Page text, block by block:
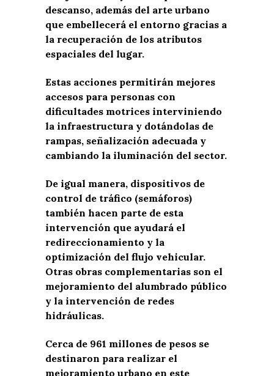
descanso, además del arte urbano
que embellecerá el entorno gracias a
la recuperación de los atributos
espaciales del lugar.
Estas acciones permitirán mejores
accesos para personas con
dificultades motrices interviniendo
la infraestructura y dotándolas de
rampas, señalización adecuada y
cambiando la iluminación del sector.
De igual manera, dispositivos de
control de tráfico (semáforos)
también hacen parte de esta
intervención que ayudará el
redireccionamiento y la
optimización del flujo vehicular.
Otras obras complementarias son el
mejoramiento del alumbrado público
y la intervención de redes
hidráulicas.
Cerca de 961 millones de pesos se
destinaron para realizar el
mejoramiento urbano en este